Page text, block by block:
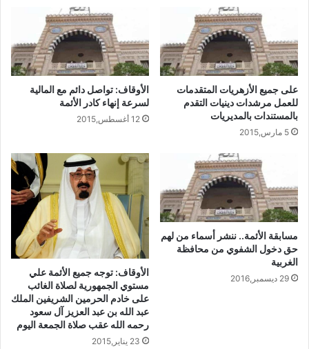
على جميع الأزهريات المتقدمات
للعمل مرشدات دينيات التقدم
بالمستندات بالمديريات
5 مارس,2015
الأوقاف: تواصل دائم مع المالية
لسرعة إنهاء كادر الأئمة
12 أغسطس,2015
مسابقة الأئمة.. ننشر أسماء من لهم
حق دخول الشفوي من محافظة
الغربية
29 ديسمبر,2016
الأوقاف: توجه جميع الأئمة علي
مستوي الجمهورية لصلاة الغائب
على خادم الحرمين الشريفين الملك
عبد الله بن عبد العزيز آل سعود
رحمه الله عقب صلاة الجمعة اليوم
23 يناير,2015